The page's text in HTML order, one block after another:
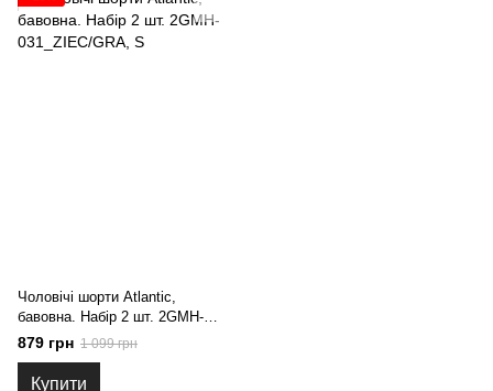
Чоловічі шорти Atlantic,
бавовна. Набір 2 шт. 2GMH-
031_ZIEC/GRA, S
879 грн 1 099 грн
Купити